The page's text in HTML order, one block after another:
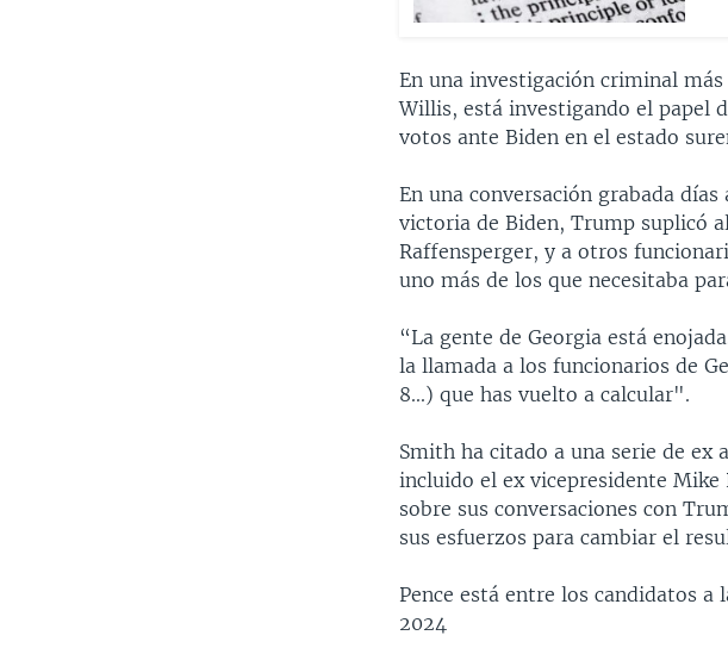
En una investigación criminal
Willis, está investigando el papel
votos ante Biden en el estado
En una conversación grabada
victoria de Biden, Trump suplicó
Raffensperger, y a otros
uno más de los que necesitaba
“La gente de Georgia está
la llamada a los funcionarios de
8...) que has vuelto a calcular".
Smith ha citado a una serie de
incluido el ex vicepresidente
sobre sus conversaciones con
sus esfuerzos para cambiar el
Pence está entre los candidatos a
2024